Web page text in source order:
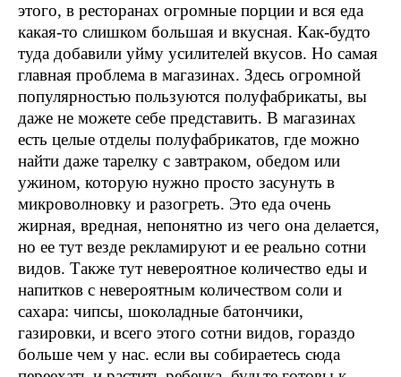
этого, в ресторанах огромные порции и вся еда
какая-то слишком большая и вкусная. Как-будто
туда добавили уйму усилителей вкусов. Но самая
главная проблема в магазинах. Здесь огромной
популярностью пользуются полуфабрикаты, вы
даже не можете себе представить. В магазинах
есть целые отделы полуфабрикатов, где можно
найти даже тарелку с завтраком, обедом или
ужином, которую нужно просто засунуть в
микроволновку и разогреть. Это еда очень
жирная, вредная, непонятно из чего она делается,
но ее тут везде рекламируют и ее реально сотни
видов. Также тут невероятное количество еды и
напитков с невероятным количеством соли и
сахара: чипсы, шоколадные батончики,
газировки, и всего этого сотни видов, гораздо
больше чем у нас. если вы собираетесь сюда